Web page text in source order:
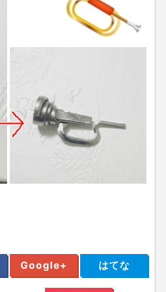
Google+ はてな